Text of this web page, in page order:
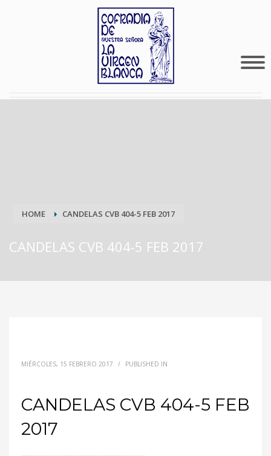
HOME CANDELAS CVB 404-5 FEB 2017
CANDELAS CVB 404-5 FEB 2017
MIÉRCOLES, 15 FEBRERO 2017 / PUBLISHED IN
CANDELAS CVB 404-5 FEB
2017